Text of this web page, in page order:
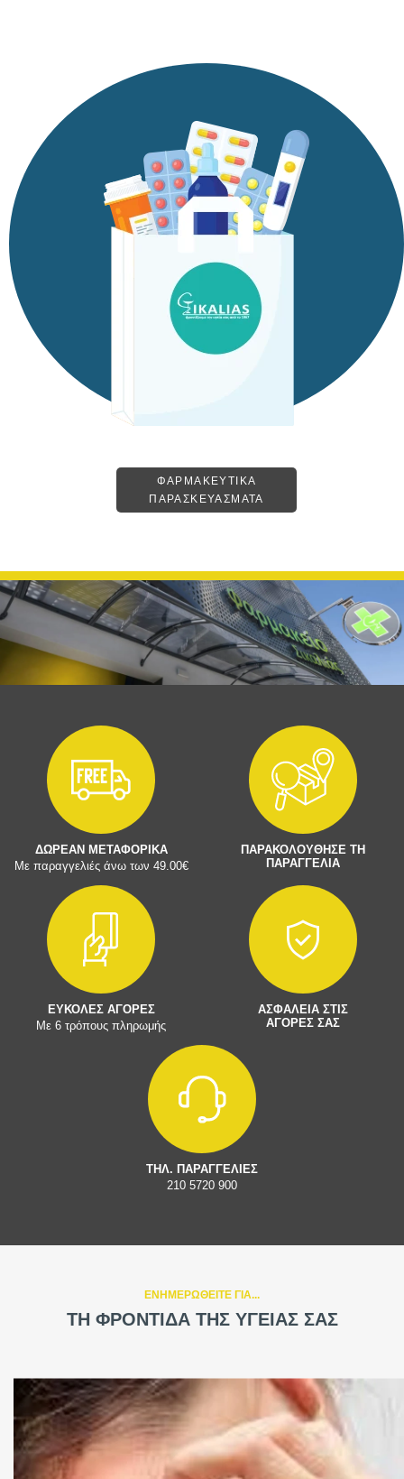
ΦΑΡΜΑΚΕΥΤΙΚΑ
ΠΑΡΑΣΚΕΥΑΣΜΑΤΑ
ΔΩΡΕΑΝ ΜΕΤΑΦΟΡΙΚΑ
Με παραγγελιές άνω των 49.00€
ΠΑΡΑΚΟΛΟΥΘΗΣΕ ΤΗ
ΠΑΡΑΓΓΕΛΙΑ
ΕΥΚΟΛΕΣ ΑΓΟΡΕΣ
Με 6 τρόπους πληρωμής
ΑΣΦΑΛΕΙΑ ΣΤΙΣ
ΑΓΟΡΕΣ ΣΑΣ
ΤΗΛ. ΠΑΡΑΓΓΕΛΙΕΣ
210 5720 900
ΕΝΗΜΕΡΩΘΕΙΤΕ ΓΙΑ...
ΤΗ ΦΡΟΝΤΙΔΑ ΤΗΣ ΥΓΕΙΑΣ ΣΑΣ